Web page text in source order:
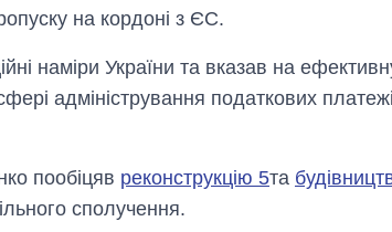
на кордоні з ЄС.
наміри України та вказав на
адміністрування податкових
пообіцяв реконструкцію 5та
сполучення.